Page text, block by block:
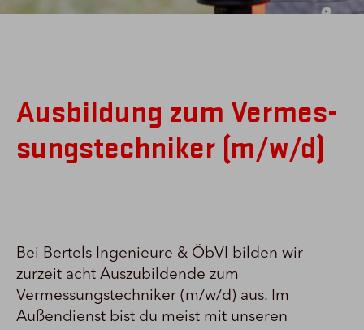
Ausbildung zum Ver­mes­
sungs­techniker (m/w/d)
Bei Bertels Ingenieure & ÖbVI bilden wir
zurzeit acht Auszubildende zum
Vermessungstechniker (m/w/d) aus. Im
Außendienst bist du meist mit unseren